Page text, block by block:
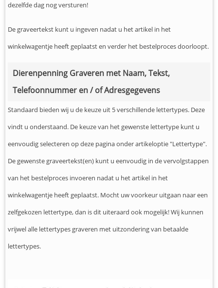
dezelfde dag nog versturen!
De graveertekst kunt u ingeven nadat u het artikel in het
winkelwagentje heeft geplaatst en verder het bestelproces doorloopt.
Dierenpenning Graveren met Naam, Tekst,
Telefoonnummer en / of Adresgegevens
Standaard bieden wij u de keuze uit 5 verschillende lettertypes. Deze
vindt u onderstaand. De keuze van het gewenste lettertype kunt u
eenvoudig selecteren op deze pagina onder artikeloptie "Lettertype".
De gewenste graveertekst(en) kunt u eenvoudig in de vervolgstappen
van het bestelproces invoeren nadat u het artikel in het
winkelwagentje heeft geplaatst. Mocht uw voorkeur uitgaan naar een
zelfgekozen lettertype, dan is dit uiteraard ook mogelijk! Wij kunnen
vrijwel alle lettertypes graveren met uitzondering van betaalde
lettertypes.